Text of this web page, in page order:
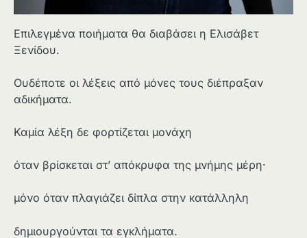
Επιλεγμένα ποιήματα θα διαβάσει η Ελισάβετ
Ξενίδου.
Ουδέποτε οι λέξεις από µόνες τους διέπραξαν
αδικήµατα.
Καµία λέξη δε φορτίζεται µονάχη
όταν βρίσκεται στ’ απόκρυφα της µνήµης µέρη·
µόνο όταν πλαγιάζει δίπλα στην κατάλληλη
δηµιουργούνται τα εγκλήµατα.